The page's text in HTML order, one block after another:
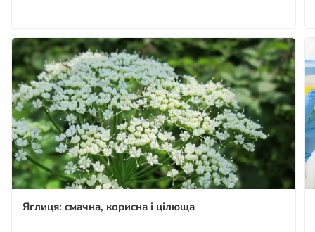
Яглиця: смачна, корисна і цілюща